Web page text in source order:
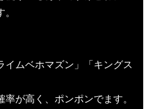
イムベホマズン」「キングス
率が高く、ポンポンでます。